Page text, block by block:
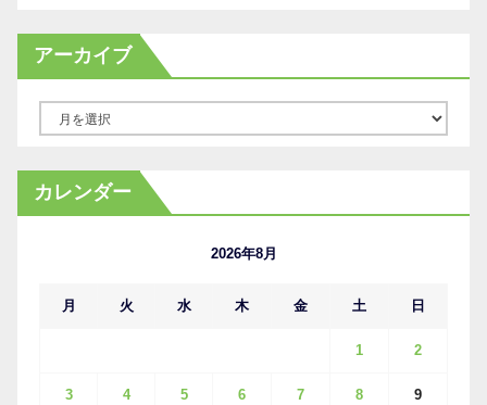
アーカイブ
カ
イ
カレンダー
2026年8月
月 火 水 木 金 土 日
1 2
3 4 5 6 7 8 9